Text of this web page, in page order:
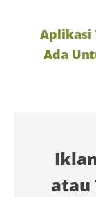
atau
Aplikasi
Ada